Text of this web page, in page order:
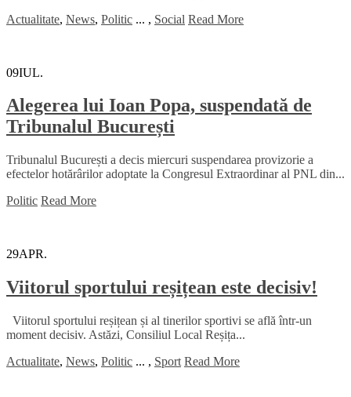
Actualitate, News, Politic ... , Social Read More
09IUL.
Alegerea lui Ioan Popa, suspendată de
Tribunalul București
Tribunalul București a decis miercuri suspendarea provizorie a
efectelor hotărârilor adoptate la Congresul Extraordinar al PNL din...
Politic Read More
29APR.
Viitorul sportului reșițean este decisiv!
Viitorul sportului reșițean și al tinerilor sportivi se află într-un
moment decisiv. Astăzi, Consiliul Local Reșița...
Actualitate, News, Politic ... , Sport Read More